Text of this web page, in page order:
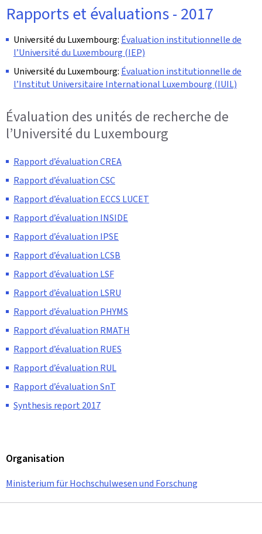
Rapports et évaluations - 2017
Université du Luxembourg: Évaluation institutionnelle de
l’Université du Luxembourg (IEP)
Université du Luxembourg: Évaluation institutionnelle de
l’Institut Universitaire International Luxembourg (IUIL)
Évaluation des unités de recherche de
l’Université du Luxembourg
Rapport d’évaluation CREA
Rapport d’évaluation CSC
Rapport d’évaluation ECCS LUCET
Rapport d’évaluation INSIDE
Rapport d’évaluation IPSE
Rapport d’évaluation LCSB
Rapport d’évaluation LSF
Rapport d’évaluation LSRU
Rapport d’évaluation PHYMS
Rapport d’évaluation RMATH
Rapport d’évaluation RUES
Rapport d’évaluation RUL
Rapport d’évaluation SnT
Synthesis report 2017
Organisation
Ministerium für Hochschulwesen und Forschung